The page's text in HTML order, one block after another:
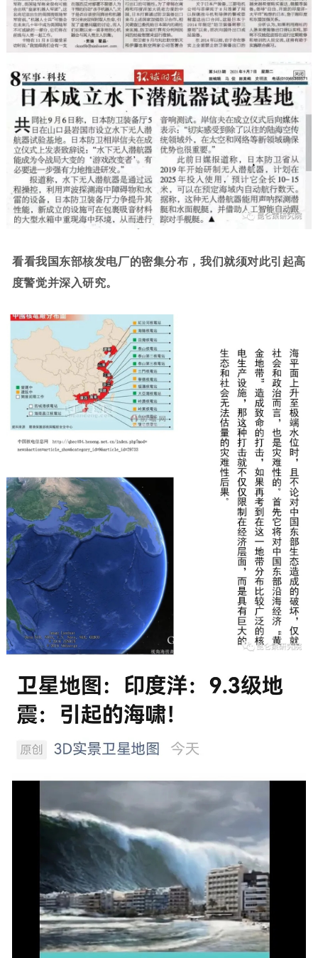
看看我国东部核发电厂的密集分布，我们就须对此引起高
度警觉并深入研究。